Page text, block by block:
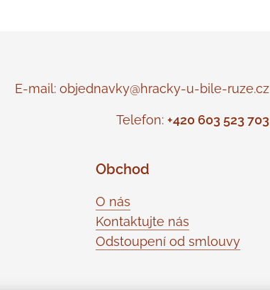
E-mail: objednavky@hracky-u-bile-ruze.cz
Telefon: +420 603 523 703
Obchod
O nás
Kontaktujte nás
Odstoupení od smlouvy